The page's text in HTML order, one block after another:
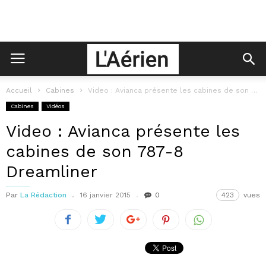
Accueil Cabines Video : Avianca présente les cabines de son 787-8 Dreamliner
Cabines Vidéos
Video : Avianca présente les
cabines de son 787-8
Dreamliner
Par La Rédaction 16 janvier 2015 0 423 vues